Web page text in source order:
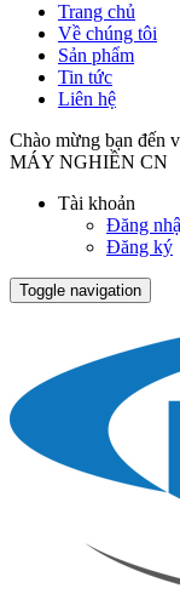
Trang chủ
Về chúng tôi
Sản phẩm
Tin tức
Liên hệ
Chào mừng bạn
MÁY NGHIỀN CN
Tài khoản
Đăng
Đăng ký
Toggle navigation